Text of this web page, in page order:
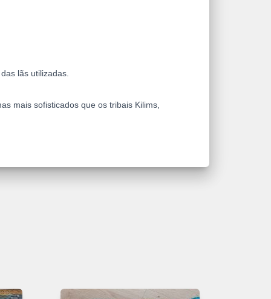
lãs utilizadas.
mais sofisticados que os tribais Kilims,